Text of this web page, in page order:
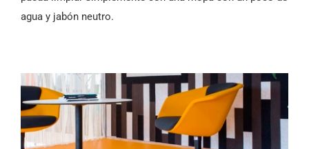
agua y jabón neutro.